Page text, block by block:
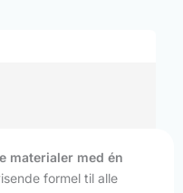
materialer med én
formel til alle